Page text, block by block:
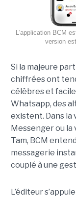
L'application BCM
version
Si la majeure
chiffrées ont
célèbres et
Whatsapp, des
existent. Dans la
Messenger ou la
Tam, BCM
messagerie
couplé à une
L’éditeur